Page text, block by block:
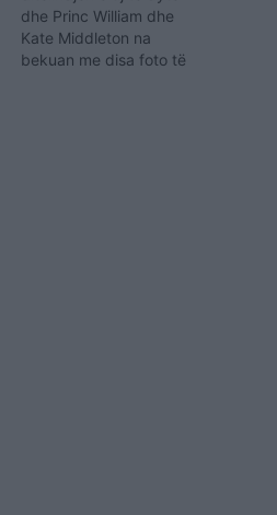
dhe Princ William dhe
Kate Middleton na
bekuan me disa foto të